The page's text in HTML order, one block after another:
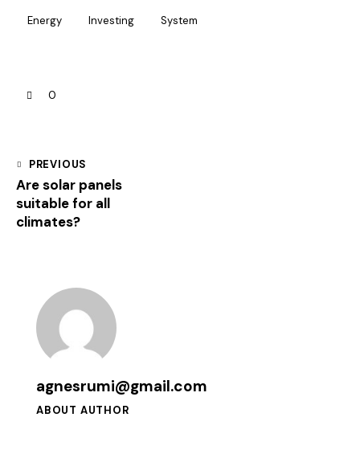
Energy Investing System
0
PREVIOUS
Are solar panels
suitable for all
climates?
agnesrumi@gmail.com
ABOUT AUTHOR